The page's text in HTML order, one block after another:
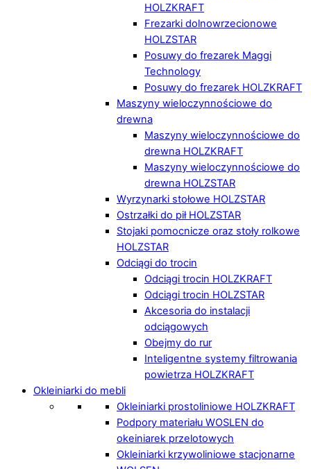
HOLZKRAFT
Frezarki dolnowrzecionowe
HOLZSTAR
Posuwy do frezarek Maggi
Technology
Posuwy do frezarek HOLZKRAFT
Maszyny wieloczynnościowe do
drewna
Maszyny wieloczynnościowe do
drewna HOLZKRAFT
Maszyny wieloczynnościowe do
drewna HOLZSTAR
Wyrzynarki stołowe HOLZSTAR
Ostrzałki do pił HOLZSTAR
Stojaki pomocnicze oraz stoły rolkowe
HOLZSTAR
Odciągi do trocin
Odciągi trocin HOLZKRAFT
Odciągi trocin HOLZSTAR
Akcesoria do instalacji
odciągowych
Obejmy do rur
Inteligentne systemy filtrowania
powietrza HOLZKRAFT
Okleiniarki do mebli
Okleiniarki prostoliniowe HOLZKRAFT
Podpory materiału WOSLEN do
okeiniarek przelotowych
Okleiniarki krzywoliniowe stacjonarne